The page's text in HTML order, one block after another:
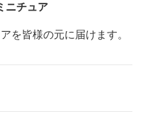
ニチュア
を皆様の元に届けます。